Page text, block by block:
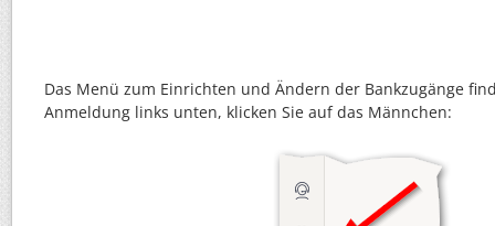
Das Menü zum Einrichten und Ändern der Bankzugänge
Anmeldung links unten, klicken Sie auf das Männchen: